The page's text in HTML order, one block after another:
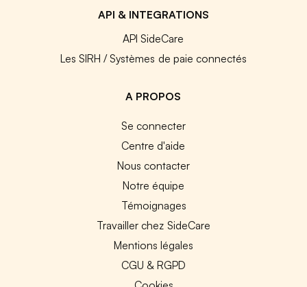
API & INTEGRATIONS
API SideCare
Les SIRH / Systèmes de paie connectés
A PROPOS
Se connecter
Centre d'aide
Nous contacter
Notre équipe
Témoignages
Travailler chez SideCare
Mentions légales
CGU & RGPD